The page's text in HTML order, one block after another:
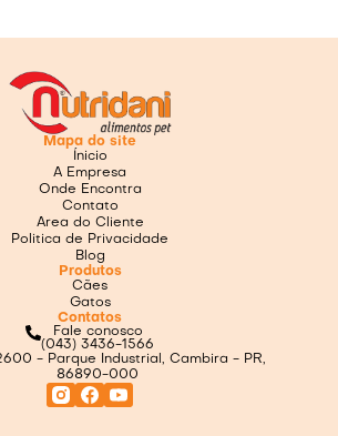
Mapa do site
Ínicio
A Empresa
Onde Encontra
Contato
Area do Cliente
Politica de Privacidade
Blog
Produtos
Cães
Gatos
Contatos
Fale conosco
(043) 3436-1566
- Parque Industrial, Cambira - PR,
86890-000